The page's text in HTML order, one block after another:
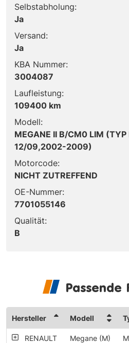
Selbstabholung:
Ja
Versand:
Ja
KBA Nummer:
3004087
Laufleistung:
109400 km
Modell:
MEGANE II B/CM0 LIM
12/09,2002-2009)
Motorcode:
NICHT ZUTREFFEND
OE-Nummer:
7701055146
Qualität:
B
Passende
Hersteller Modell
RENAULT Megane (M)